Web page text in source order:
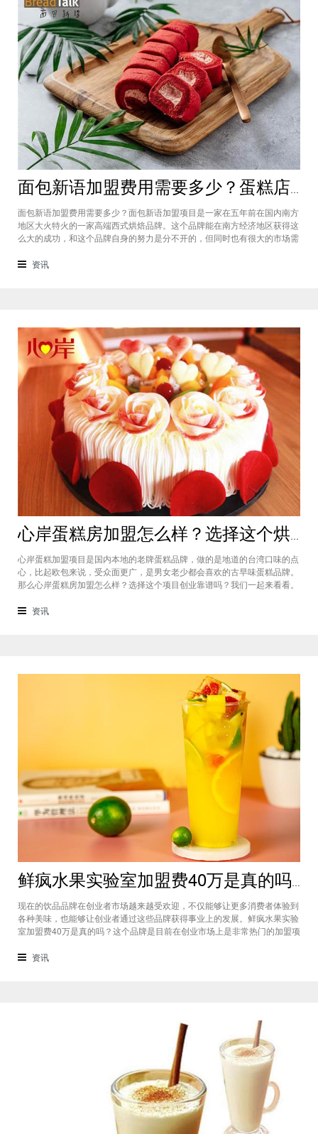
面包新语加盟费用需要多少？蛋糕店加盟费用太高了吗？
面包新语加盟费用需要多少？面包新语加盟项目是一家在五年前在国内南方
地区大火特火的一家高端西式烘焙品牌。这个品牌能在南方经济地区获得这
么大的成功，和这个品牌自身的努力是分不开的，但同时也有很大的市场需
在国内市场上的首先一家传统地道且正宗的西式烘焙品牌，这对于很多国内
资讯
心岸蛋糕房加盟怎么样？选择这个烘焙品牌创业靠谱吗
心岸蛋糕加盟项目是国内本地的老牌蛋糕品牌，做的是地道的台湾口味的点
心，比起欧包来说，受众面更广，是男女老少都会喜欢的古早味蛋糕品牌。
那么心岸蛋糕房加盟怎么样？选择这个项目创业靠谱吗？我们一起来看看。
要不就是流行可颂，怎么还会有加盟商去加盟传统烘焙店呢？这您就有所不
资讯
鲜疯水果实验室加盟费40万是真的吗？根本没有传言中那么多！
现在的饮品品牌在创业者市场越来越受欢迎，不仅能够让更多消费者体验到
各种美味，也能够让创业者通过这些品牌获得事业上的发展。鲜疯水果实验
室加盟费40万是真的吗？这个品牌是目前在创业市场上是非常热门的加盟项
比较好的印象，比较低廉的鲜疯水果实验室加盟用也成为了众多创业者青睐
资讯